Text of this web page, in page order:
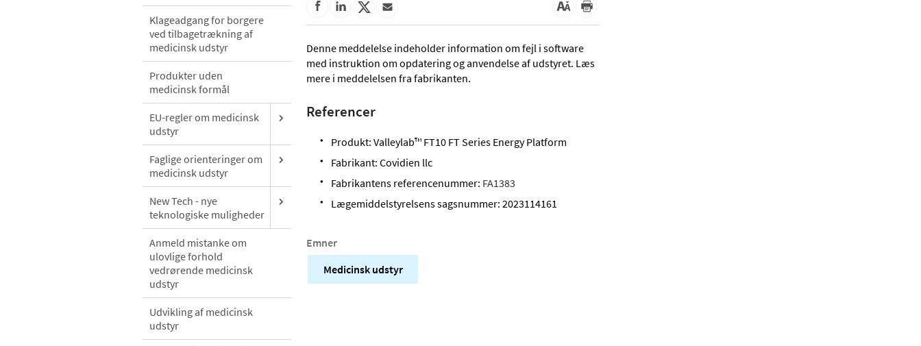
Klageadgang for borgere
ved tilbagetrækning af
medicinsk udstyr
Produkter uden
medicinsk formål
EU-regler om medicinsk
udstyr
Faglige orienteringer om
medicinsk udstyr
New Tech - nye
teknologiske muligheder
Anmeld mistanke om
ulovlige forhold
vedrørende medicinsk
udstyr
Udvikling af medicinsk
udstyr
Denne meddelelse indeholder information om fejl i software
med instruktion om opdatering og anvendelse af udstyret. Læs
mere i meddelelsen fra fabrikanten.
Referencer
Produkt: Valleylab™ FT10 FT Series Energy Platform
Fabrikant: Covidien llc
Fabrikantens referencenummer: FA1383
Lægemiddelstyrelsens sagsnummer: 2023114161
Emner
Medicinsk udstyr